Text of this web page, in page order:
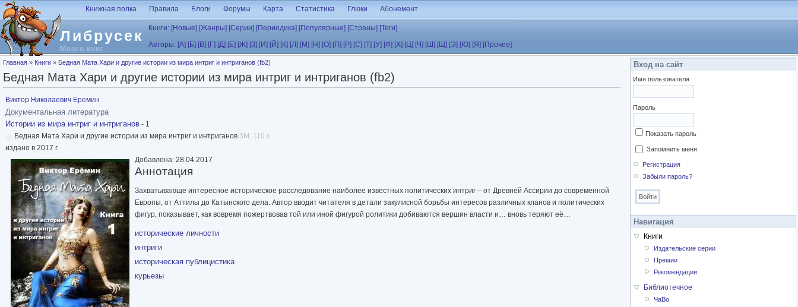
Перейти к основному содержанию
Либрусек
Много книг
Книжная полка Правила Блоги Форумы Карта Статистика Глюки Абонемент
Книги: [Новые] [Жанры] [Серии] [Периодика] [Популярные] [Страны] [Теги]
Авторы: [А] [Б] [В] [Г] [Д] [Е] [Ж] [З] [И] [Й] [К] [Л] [М] [Н] [О] [П] [Р] [С] [Т] [У] [Ф] [Х] [Ц] [Ч] [Ш] [Щ] [Э] [Ю] [Я] [Прочее]
Вы здесь
Главная » Книги » Бедная Мата Хари и другие истории из мира интриг и интриганов (fb2)
Бедная Мата Хари и другие истории из мира интриг и интриганов (fb2)
Виктор Николаевич Еремин
Документальная литература
Истории из мира интриг и интриганов - 1
Бедная Мата Хари и другие истории из мира интриг и интриганов 3M, 110 с.
издано в 2017 г.
Добавлена: 28.04.2017
Аннотация
Захватывающе интересное историческое расследование наиболее известных политических интриг – от Древней Ассирии до современной
Европы, от Аттилы до Катынского дела. Автор вводит читателя в детали закулисной борьбы интересов различных кланов и политических
фигур, показывает, как вовремя пожертвовав той или иной фигурой ролитики добиваются вершин власти и… вновь теряют её…
исторические личности
интриги
историческая публицистика
курьезы
Вход на сайт
Имя пользователя
Пароль
Показать пароль
Запомнить меня
Регистрация
Забыли пароль?
Навигация
Книги
Издательские серии
Премии
Рекомендации
Библиотечное
ЧаВо